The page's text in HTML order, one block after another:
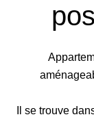
Il se trouve